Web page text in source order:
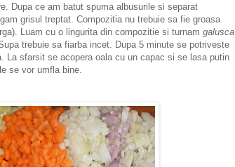
Dupa ce am batut spuma albusurile si separat
grisul treptat. Compozitia nu trebuie sa fie groasa
Luam cu o lingurita din compozitie si turnam galusca
trebuie sa fiarba incet. Dupa 5 minute se potriveste
La sfarsit se acopera oala cu un capac si se lasa putin
se vor umfla bine.